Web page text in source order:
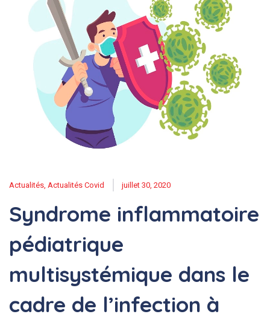
Actualités Actualités Covid juillet 30, 2020
Syndrome inflammatoire
pédiatrique
multisystémique dans le
cadre de l’infection à